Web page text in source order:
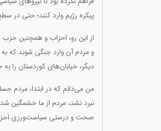
پیکره رژیم وارد کنند؛ حتی در
از این رو، احزاب و همچنین حزب
و مردم آن وارد جنگی شوند که
دیگر، خیابان‌های کوردستان را
من می‌دانم که در ابتدا، مردم
نبرد نشد، مردم از ما خشمگین
صحت و درستی سیاست‌ورزی